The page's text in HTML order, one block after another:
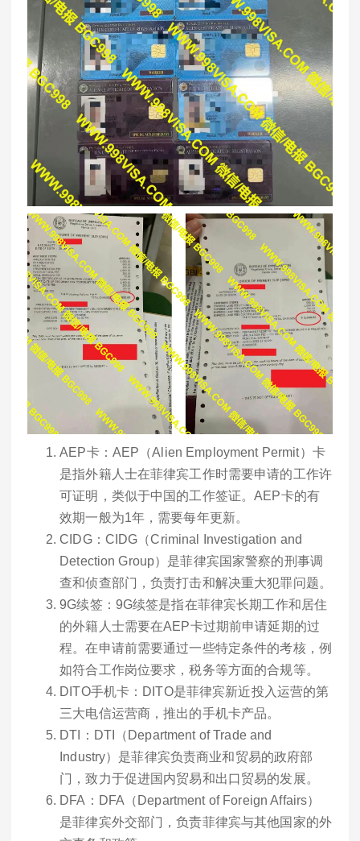
AEP卡：AEP（Alien Employment Permit）卡
是指外籍人士在菲律宾工作时需要申请的工作许
可证明，类似于中国的工作签证。AEP卡的有
效期一般为1年，需要每年更新。
CIDG：CIDG（Criminal Investigation and
Detection Group）是菲律宾国家警察的刑事调
查和侦查部门，负责打击和解决重大犯罪问题。
9G续签：9G续签是指在菲律宾长期工作和居住
的外籍人士需要在AEP卡过期前申请延期的过
程。在申请前需要通过一些特定条件的考核，例
如符合工作岗位要求，税务等方面的合规等。
DITO手机卡：DITO是菲律宾新近投入运营的第
三大电信运营商，推出的手机卡产品。
DTI：DTI（Department of Trade and
Industry）是菲律宾负责商业和贸易的政府部
门，致力于促进国内贸易和出口贸易的发展。
DFA：DFA（Department of Foreign Affairs）
是菲律宾外交部门，负责菲律宾与其他国家的外